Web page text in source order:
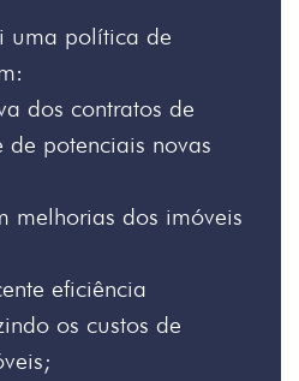
uma política de
dos contratos de
de potenciais novas
melhorias dos imóveis
eficiência
os custos de